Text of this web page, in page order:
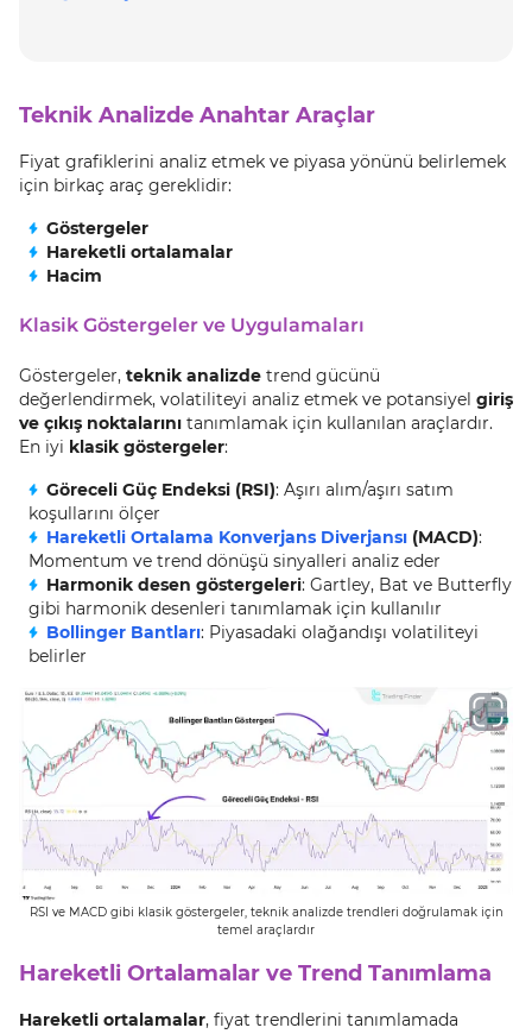
Teknik Analizde Anahtar Araçlar
Fiyat grafiklerini analiz etmek ve piyasa yönünü belirlemek
için birkaç araç gereklidir:
Göstergeler
Hareketli ortalamalar
Hacim
Klasik Göstergeler ve Uygulamaları
Göstergeler, teknik analizde trend gücünü
değerlendirmek, volatiliteyi analiz etmek ve potansiyel giriş
ve çıkış noktalarını tanımlamak için kullanılan araçlardır.
En iyi klasik göstergeler:
Göreceli Güç Endeksi (RSI): Aşırı alım/aşırı satım
koşullarını ölçer
Hareketli Ortalama Konverjans Diverjansı (MACD):
Momentum ve trend dönüşü sinyalleri analiz eder
Harmonik desen göstergeleri: Gartley, Bat ve Butterfly
gibi harmonik desenleri tanımlamak için kullanılır
Bollinger Bantları: Piyasadaki olağandışı volatiliteyi
belirler
RSI ve MACD gibi klasik göstergeler, teknik analizde trendleri doğrulamak için
temel araçlardır
Hareketli Ortalamalar ve Trend Tanımlama
Hareketli ortalamalar, fiyat trendlerini tanımlamada